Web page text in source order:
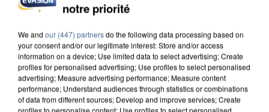
UN SECOND CADRE DE LA DZ MAFIA
notre priorité
We and our (447) partnersdo the following data processing based on
your consent and/or our legitimate interest: Store and/or access
information on a device; Use limited data to select advertising; Create
profiles for personalised advertising; Use profiles to select personalised
advertising; Measure advertising performance; Measure content
performance; Understand audiences through statistics or combinations
of data from different sources; Develop and improve services; Create
profiles to personalise content; Use profiles to select personalised